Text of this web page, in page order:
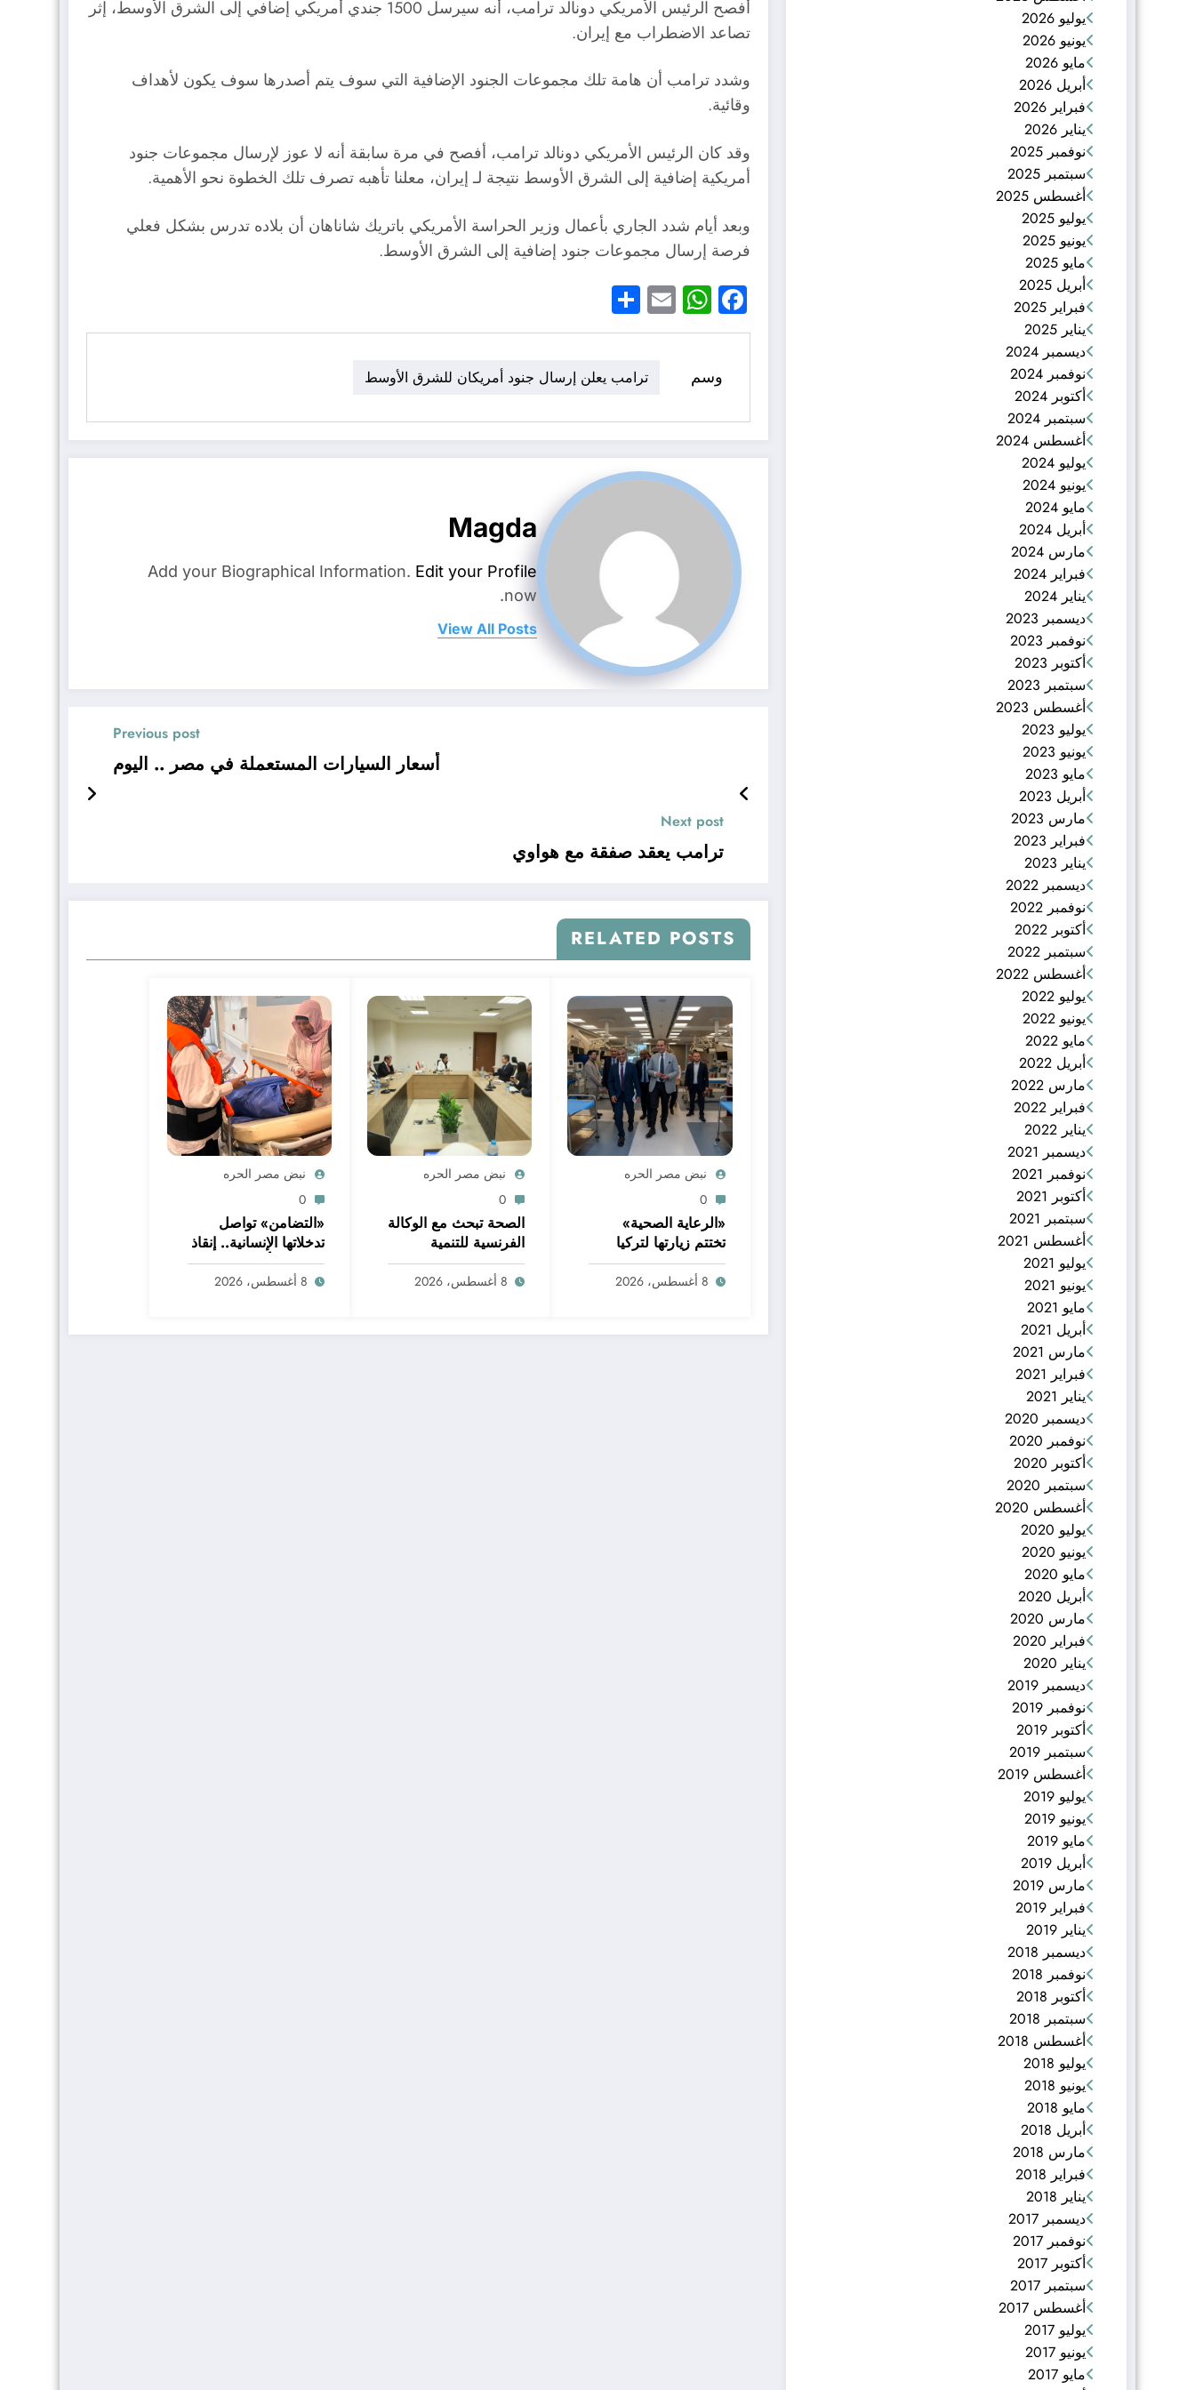
يوليو 2026
يونيو 2026
مايو 2026
أبريل 2026
فبراير 2026
يناير 2026
نوفمبر 2025
سبتمبر 2025
أغسطس 2025
يوليو 2025
يونيو 2025
مايو 2025
أبريل 2025
فبراير 2025
يناير 2025
ديسمبر 2024
نوفمبر 2024
أكتوبر 2024
سبتمبر 2024
أغسطس 2024
يوليو 2024
يونيو 2024
مايو 2024
أبريل 2024
مارس 2024
فبراير 2024
يناير 2024
ديسمبر 2023
نوفمبر 2023
أكتوبر 2023
سبتمبر 2023
أغسطس 2023
يوليو 2023
يونيو 2023
مايو 2023
أبريل 2023
مارس 2023
فبراير 2023
يناير 2023
ديسمبر 2022
نوفمبر 2022
أكتوبر 2022
سبتمبر 2022
أغسطس 2022
يوليو 2022
يونيو 2022
مايو 2022
أبريل 2022
مارس 2022
فبراير 2022
يناير 2022
ديسمبر 2021
نوفمبر 2021
أكتوبر 2021
سبتمبر 2021
أغسطس 2021
يوليو 2021
يونيو 2021
مايو 2021
أبريل 2021
مارس 2021
فبراير 2021
يناير 2021
ديسمبر 2020
نوفمبر 2020
أكتوبر 2020
سبتمبر 2020
أغسطس 2020
يوليو 2020
يونيو 2020
مايو 2020
أبريل 2020
مارس 2020
فبراير 2020
يناير 2020
ديسمبر 2019
نوفمبر 2019
أكتوبر 2019
سبتمبر 2019
أغسطس 2019
يوليو 2019
يونيو 2019
مايو 2019
أبريل 2019
مارس 2019
فبراير 2019
يناير 2019
ديسمبر 2018
نوفمبر 2018
أكتوبر 2018
سبتمبر 2018
أغسطس 2018
يوليو 2018
يونيو 2018
مايو 2018
أبريل 2018
مارس 2018
فبراير 2018
يناير 2018
ديسمبر 2017
نوفمبر 2017
أكتوبر 2017
سبتمبر 2017
أغسطس 2017
يوليو 2017
يونيو 2017
مايو 2017
أفصح الرئيس الأمريكي دونالد ترامب، أنه سيرسل 1500 جندي أمريكي إضافي إلى الشرق الأوسط، إثر
تصاعد الاضطراب مع إيران.
وشدد ترامب أن هامة تلك مجموعات الجنود الإضافية التي سوف يتم أصدرها سوف يكون لأهداف
وقائية.
وقد كان الرئيس الأمريكي دونالد ترامب، أفصح في مرة سابقة أنه لا عوز لإرسال مجموعات جنود
أمريكية إضافية إلى الشرق الأوسط نتيجة لـ إيران، معلنا تأهبه تصرف تلك الخطوة نحو الأهمية.
وبعد أيام شدد الجاري بأعمال وزير الحراسة الأمريكي باتريك شاناهان أن بلاده تدرس بشكل فعلي
فرصة إرسال مجموعات جنود إضافية إلى الشرق الأوسط.
Facebook
WhatsApp
Email
وسم ترامب يعلن إرسال جنود أمريكان للشرق الأوسط
Magda
Add your Biographical Information. Edit your Profile
now.
View All Posts
Previous post
أسعار السيارات المستعملة في مصر .. اليوم
Next post
ترامب يعقد صفقة مع هواوي
RELATED POSTS
نبض مصر الحره
0
«الرعاية الصحية»
تختتم زيارتها لتركيا
ببحث نقل نماذج المدن
الطبية وتطوير التعليم
8 أغسطس، 2026
نبض مصر الحره
0
الصحة تبحث مع الوكالة
الفرنسية للتنمية
و«إكسبيرتيز فرانس»
تطوير الرعاية الصحية
8 أغسطس، 2026
نبض مصر الحره
0
«التضامن» تواصل
تدخلاتها الإنسانية.. إنقاذ
كبار بلا مأوى في 6
محافظات وإعادة
8 أغسطس، 2026